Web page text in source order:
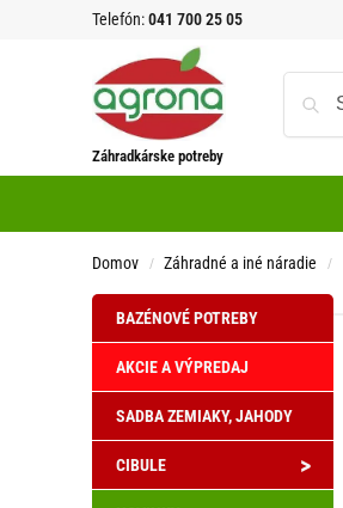
Telefón:041 700 25 05
Záhradkárske potreby
Domov / Záhradné a iné náradie /
BAZÉNOVÉ POTREBY
AKCIE A VÝPREDAJ
SADBA ZEMIAKY, JAHODY
>
CIBULE